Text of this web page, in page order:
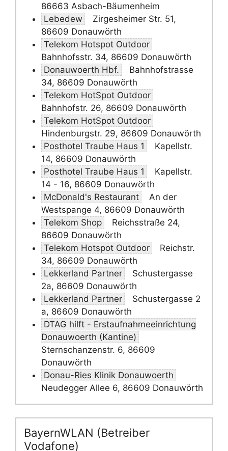
86663 Asbach-Bäumenheim
Lebedew
Zirgesheimer Str. 51,
86609 Donauwörth
Telekom Hotspot Outdoor
Bahnhofsstr. 34, 86609 Donauwörth
Donauwoerth Hbf.
Bahnhofstrasse
34, 86609 Donauwörth
Telekom HotSpot Outdoor
Bahnhofstr. 26, 86609 Donauwörth
Telekom HotSpot Outdoor
Hindenburgstr. 29, 86609 Donauwörth
Posthotel Traube Haus 1
Kapellstr.
14, 86609 Donauwörth
Posthotel Traube Haus 1
Kapellstr.
14 - 16, 86609 Donauwörth
McDonald's Restaurant
An der
Westspange 4, 86609 Donauwörth
Telekom Shop
Reichsstraße 24,
86609 Donauwörth
Telekom Hotspot Outdoor
Reichstr.
34, 86609 Donauwörth
Lekkerland Partner
Schustergasse
2a, 86609 Donauwörth
Lekkerland Partner
Schustergasse 2
a, 86609 Donauwörth
DTAG hilft - Erstaufnahmeeinrichtung
Donauwoerth (Kantine)
Sternschanzenstr. 6, 86609
Donauwörth
Donau-Ries Klinik Donauwoerth
Neudegger Allee 6, 86609 Donauwörth
BayernWLAN (Betreiber
Vodafone)